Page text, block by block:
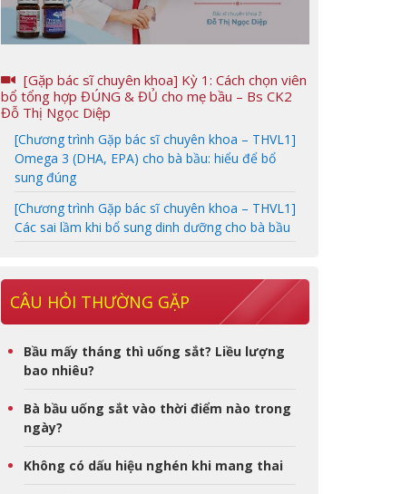
[Gặp bác sĩ chuyên khoa] Kỳ 1: Cách chọn viên
bổ tổng hợp ĐÚNG & ĐỦ cho mẹ bầu – Bs CK2
Đỗ Thị Ngọc Diệp
[Chương trình Gặp bác sĩ chuyên khoa – THVL1]
Omega 3 (DHA, EPA) cho bà bầu: hiểu để bổ
sung đúng
[Chương trình Gặp bác sĩ chuyên khoa – THVL1]
Các sai lầm khi bổ sung dinh dưỡng cho bà bầu
CÂU HỎI THƯỜNG GẶP
Bầu mấy tháng thì uống sắt? Liều lượng
bao nhiêu?
Bà bầu uống sắt vào thời điểm nào trong
ngày?
Không có dấu hiệu nghén khi mang thai